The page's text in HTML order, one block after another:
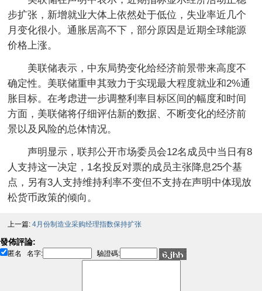
步扩张，新增就业大体上依然处于低位，失业率近几个
月变化很小。通胀居高不下，部分原因是近期全球能源
价格上涨。
美联储表示，中东局势变化给经济前景带来高度不
确定性。美联储重申其致力于实现最大程度就业和2%通
胀目标。在考虑进一步调整利率目标区间的幅度和时间
方面，美联储将仔细评估新的数据、不断变化的经济前
景以及风险的总体情况。
声明显示，联邦公开市场委员会12名成员中当日有8
人支持这一决定，1名投反对票的成员主张降息25个基
点，另有3人支持维持利率不变但不支持在声明中体现放
松货币政策的倾向。
上一篇: 4月份制造业采购经理指数保持扩张
發佈評論:
匿名 名字: 驗證碼: